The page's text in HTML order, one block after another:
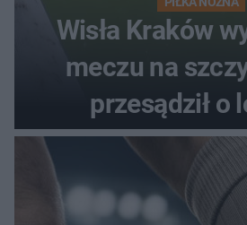
Wisła Kraków
meczu na
przesądził o